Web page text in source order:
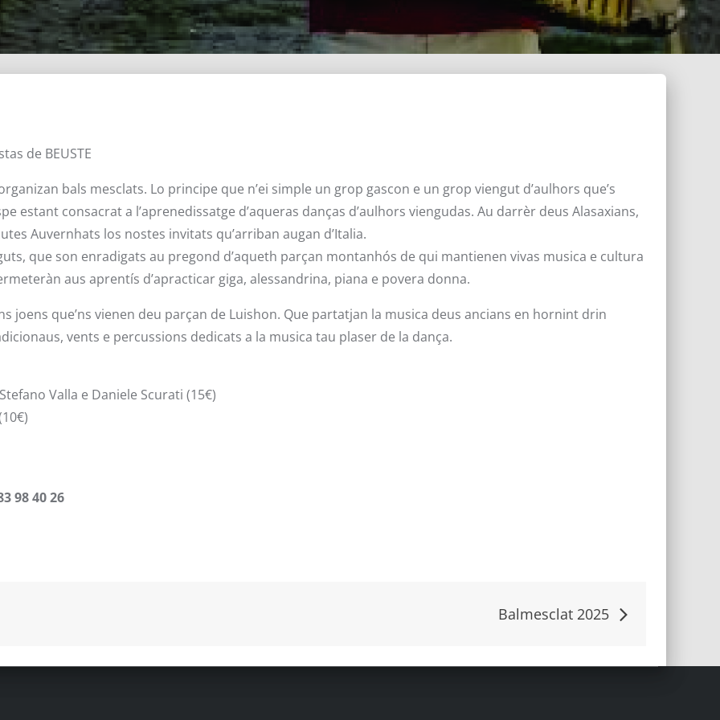
de BEUSTE
bals mesclats. Lo principe que n’ei simple un grop gascon e un grop viengut d’aulhors que’s
estant consacrat a l’aprenedissatge d’aqueras danças d’aulhors viengudas. Au darrèr deus Alasaxians,
Auvernhats los nostes invitats qu’arriban augan d’Italia.
que son enradigats au pregond d’aqueth parçan montanhós de qui mantienen vivas musica e cultura
aus aprentís d’apracticar giga, alessandrina, piana e povera donna.
joens que’ns vienen deu parçan de Luishon. Que partatjan la musica deus ancians en hornint drin
vents e percussions dedicats a la musica tau plaser de la dança.
Valla e Daniele Scurati (15€)
98 40 26
Balmesclat 2025